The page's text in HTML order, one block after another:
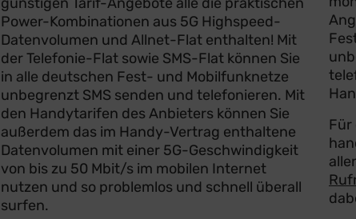
Power-Kombinationen aus 5G Highspeed-
Datenvolumen und Allnet-Flat enthalten! Mit
der Telefonie-Flat sowie SMS-Flat können Sie
in alle deutschen Fest- und Mobilfunknetze
unbegrenzt SMS senden und telefonieren. Mit
den Handytarifen des Anbieters können Sie
außerdem das im Handy-Vertrag enthaltene
Datenvolumen mit einer 5G-Geschwindigkeit
von bis zu 50 Mbit/s im mobilen Internet
nutzen und so problemlos und schnell überall
surfen.
Für